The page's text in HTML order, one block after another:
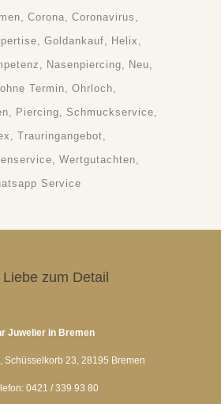
Corona
Coronavirus
Goldankauf
Helix
Nasenpiercing
Neu
ohne Termin
Ohrloch
Piercing
Schmuckservice
Trauringangebot
Wertgutachten
Service
Liebe zum Detail
Juwelier in Bremen
Schüsselkorb 23, 28195 Bremen
0421 / 339 93 80